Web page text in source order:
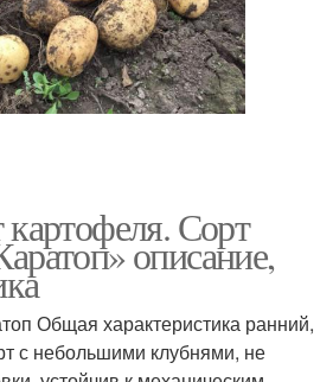
картофеля. Сорт
описание,
Общая характеристика ранний,
с небольшими клубнями, не